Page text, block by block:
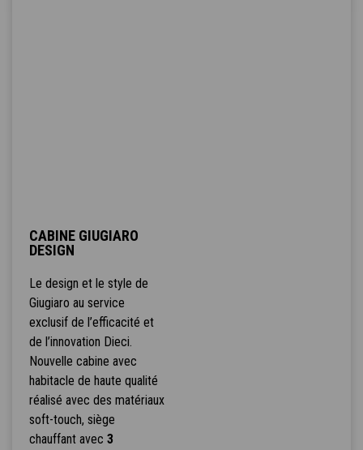
CABINE GIUGIARO
DESIGN
Le design et le style de
Giugiaro au service
exclusif de l’efficacité et
de l’innovation Dieci.
Nouvelle cabine avec
habitacle de haute qualité
réalisé avec des matériaux
soft-touch, siège
chauffant avec 3